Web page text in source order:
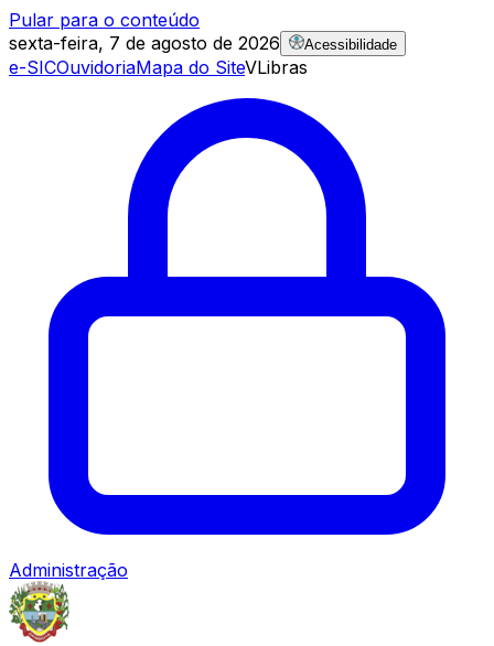
Pular para o conteúdo
sexta-feira, 7 de agosto de 2026
Acessibilidade
e-SICOuvidoriaMapa do SiteVLibras
Administração